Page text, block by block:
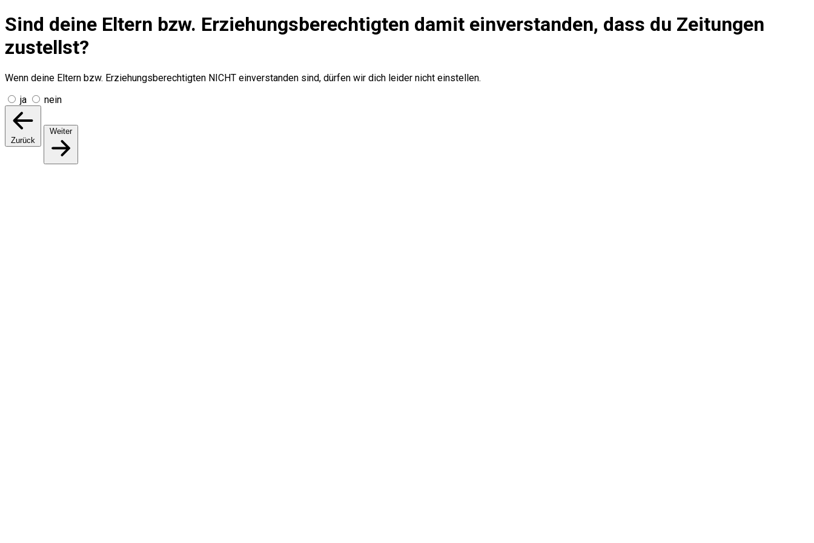
Sind deine Eltern bzw. Erziehungsberechtigten damit einverstanden, dass du Zeitungen
zustellst?
Wenn deine Eltern bzw. Erziehungsberechtigten NICHT einverstanden sind, dürfen wir dich leider nicht einstellen.
ja
nein
Zurück
Weiter